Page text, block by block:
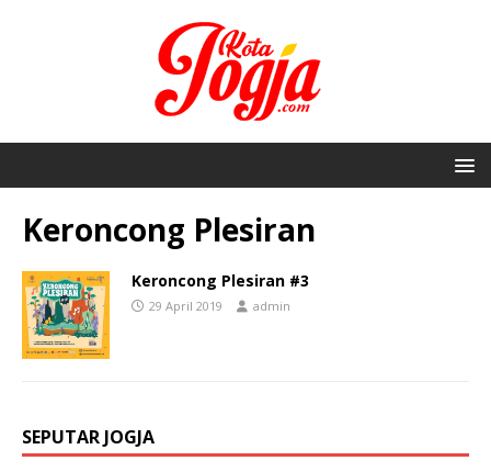
Keroncong Plesiran
Keroncong Plesiran #3
29 April 2019 admin
SEPUTAR JOGJA